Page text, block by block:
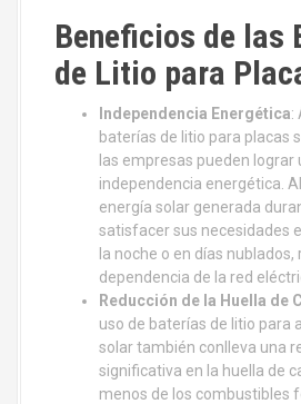
Beneficios de las
de Litio para
Independencia Energética:
baterías de litio para placas
las empresas pueden lograr
independencia energética.
energía solar generada
satisfacer sus necesidades
la noche o en días
dependencia de la red
Reducción de la Huella de
uso de baterías de litio para
solar también conlleva una
significativa en la huella de
menos de los combustibles